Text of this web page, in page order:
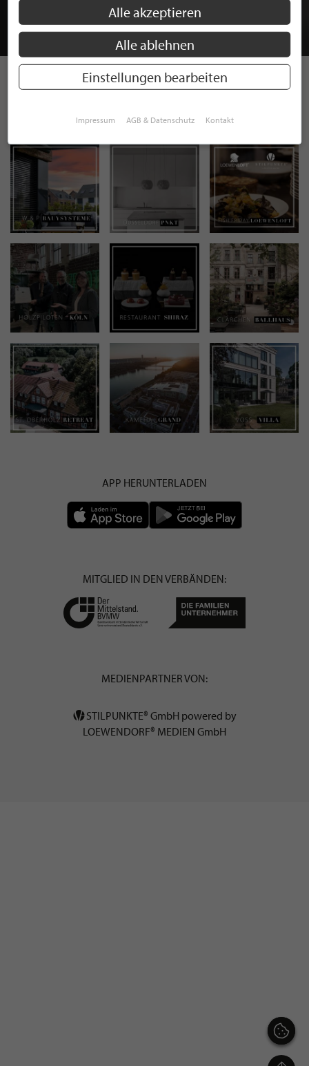
JETZT GRATIS BEWERBEN
INSTAGRAM
APP HERUNTERLADEN
MITGLIED IN DEN VERBÄNDEN:
MEDIENPARTNER VON:
STILPUNKTE® GmbH powered by
LOEWENDORF® MEDIEN GmbH
Alle akzeptieren
Alle ablehnen
Einstellungen bearbeiten
Impressum AGB & Datenschutz Kontakt